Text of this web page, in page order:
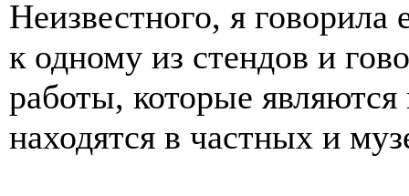
Неизвестного, я говорила
к одному из стендов и
работы, которые
находятся в частных и